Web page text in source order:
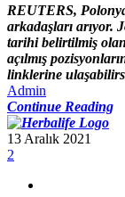
REUTERS,
arkadaşları arıyor.
tarihi belirtilmiş
açılmış
linklerine
Admin
Continue Reading
13 Aralık 2021
2